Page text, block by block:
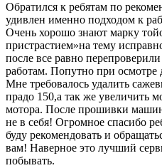
Обратился к ребятам по
удивлен именно подходом к
Очень хорошо знают марку
пристрастием»на тему
после все равно
работам. Попутно при осмотре
Мне требовалось удалить
прадо 150,а так же увеличить
мотора. После прошивки
не в себя! Огромное спасибо
буду рекомендовать и
вам! Наверное это лучший
побывать.